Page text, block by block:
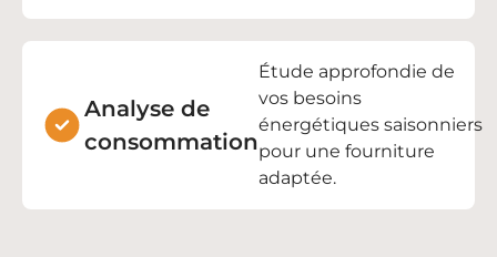
Analyse de
consommation
Étude approfondie de
vos besoins
énergétiques saisonniers
pour une fourniture
adaptée.